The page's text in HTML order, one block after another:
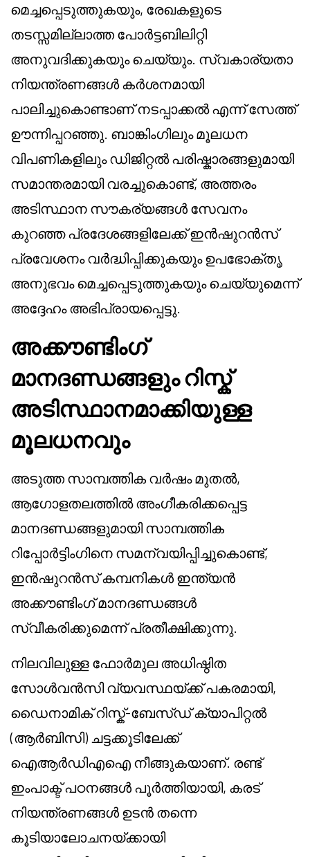
മെച്ചപ്പെടുത്തുകയും, രേഖകളുടെ
തടസ്സമില്ലാത്ത പോർട്ടബിലിറ്റി
അനുവദിക്കുകയും ചെയ്യും. സ്വകാര്യതാ
നിയന്ത്രണങ്ങൾ കർശനമായി
പാലിച്ചുകൊണ്ടാണ് നടപ്പാക്കൽ എന്ന് സേത്ത്
ഊന്നിപ്പറഞ്ഞു. ബാങ്കിംഗിലും മൂലധന
വിപണികളിലും ഡിജിറ്റൽ പരിഷ്കാരങ്ങളുമായി
സമാന്തരമായി വരച്ചുകൊണ്ട്, അത്തരം
അടിസ്ഥാന സൗകര്യങ്ങൾ സേവനം
കുറഞ്ഞ പ്രദേശങ്ങളിലേക്ക് ഇൻഷുറൻസ്
പ്രവേശനം വർദ്ധിപ്പിക്കുകയും ഉപഭോക്തൃ
അനുഭവം മെച്ചപ്പെടുത്തുകയും ചെയ്യുമെന്ന്
അദ്ദേഹം അഭിപ്രായപ്പെട്ടു.
അക്കൗണ്ടിംഗ്
മാനദണ്ഡങ്ങളും റിസ്ക്
അടിസ്ഥാനമാക്കിയുള്ള
മൂലധനവും
അടുത്ത സാമ്പത്തിക വർഷം മുതൽ,
ആഗോളതലത്തിൽ അംഗീകരിക്കപ്പെട്ട
മാനദണ്ഡങ്ങളുമായി സാമ്പത്തിക
റിപ്പോർട്ടിംഗിനെ സമന്വയിപ്പിച്ചുകൊണ്ട്,
ഇൻഷുറൻസ് കമ്പനികൾ ഇന്ത്യൻ
അക്കൗണ്ടിംഗ് മാനദണ്ഡങ്ങൾ
സ്വീകരിക്കുമെന്ന് പ്രതീക്ഷിക്കുന്നു.
നിലവിലുള്ള ഫോർമുല അധിഷ്ഠിത
സോൾവൻസി വ്യവസ്ഥയ്ക്ക് പകരമായി,
ഡൈനാമിക് റിസ്ക്-ബേസ്ഡ് ക്യാപിറ്റൽ
(ആർ‌ബി‌സി) ചട്ടക്കൂടിലേക്ക്
ഐ‌ആർ‌ഡി‌എ‌ഐ നീങ്ങുകയാണ്. രണ്ട്
ഇംപാക്ട് പഠനങ്ങൾ പൂർത്തിയായി, കരട്
നിയന്ത്രണങ്ങൾ ഉടൻ തന്നെ
കൂടിയാലോചനയ്ക്കായി